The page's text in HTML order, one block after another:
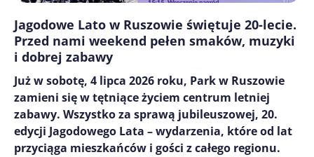
Jagodowe Lato w Ruszowie świętuje 20-lecie.
Przed nami weekend pełen smaków, muzyki
i dobrej zabawy
Już w sobotę, 4 lipca 2026 roku, Park w Ruszowie
zamieni się w tętniące życiem centrum letniej
zabawy. Wszystko za sprawą jubileuszowej, 20.
edycji Jagodowego Lata – wydarzenia, które od lat
przyciąga mieszkańców i gości z całego regionu.